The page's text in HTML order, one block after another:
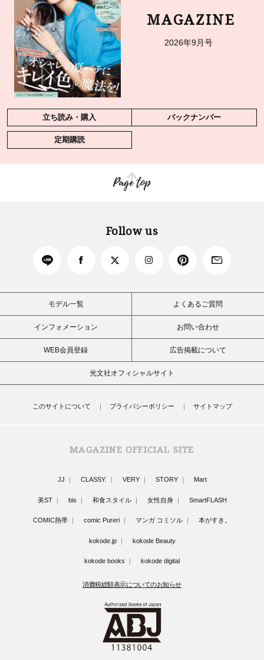
MAGAZINE
2026年9月号
立ち読み・購入 バックナンバー
定期購読
Page top
Follow us
モデル一覧 よくあるご質問
インフォメーション お問い合わせ
WEB会員登録 広告掲載について
光文社オフィシャルサイト
このサイトについて プライバシーポリシー サイトマップ
MAGAZINE OFFICIAL SITE
JJ CLASSY. VERY STORY Mart
美ST bis 和食スタイル 女性自身 SmartFLASH
COMIC熱帯 comic Pureri マンガ コミソル 本がすき。
kokode.jp kokode Beauty
kokode books kokode digital
消費税総額表示についてのお知らせ